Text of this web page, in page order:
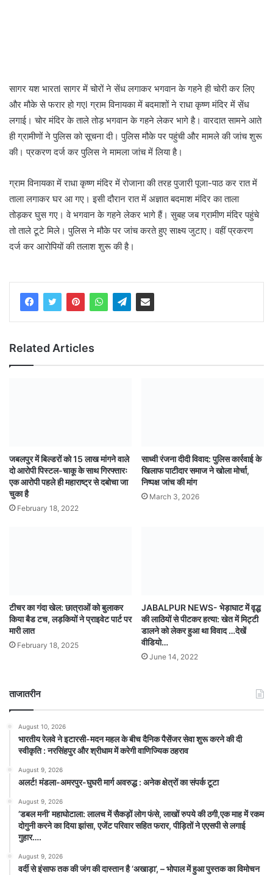
सागर यश भारतl सागर में चोरों ने सेंध लगाकर भगवान के गहने ही चोरी कर लिए
और मौके से फरार हो गएl ग्राम विनायका में बदमाशों ने राधा कृष्ण मंदिर में सेंध
लगाई। चोर मंदिर के ताले तोड़ भगवान के गहने लेकर भागे है। वारदात सामने आते
ही ग्रामीणों ने पुलिस को सूचना दी। पुलिस मौके पर पहुंची और मामले की जांच शुरू
की। प्रकरण दर्ज कर पुलिस ने मामला जांच में लिया है।
ग्राम विनायका में राधा कृष्ण मंदिर में रोजाना की तरह पुजारी पूजा-पाठ कर रात में
ताला लगाकर घर आ गए। इसी दौरान रात में अज्ञात बदमाश मंदिर का ताला
तोड़कर घुस गए। वे भगवान के गहने लेकर भागे हैं। सुबह जब ग्रामीण मंदिर पहुंचे
तो ताले टूटे मिले। पुलिस ने मौके पर जांच करते हुए साक्ष्य जुटाए। वहीं प्रकरण
दर्ज कर आरोपियों की तलाश शुरू की है।
Related Articles
जबलपुर में बिल्डरों को 15 लाख मांगने वाले
दो आरोपी पिस्टल-चाकू के साथ गिरफ्तारः
एक आरोपी पहले ही महाराष्ट्र से दबोचा जा
चुका है
February 18, 2022
साध्वी रंजना दीदी विवाद: पुलिस कार्रवाई के
खिलाफ पाटीदार समाज ने खोला मोर्चा,
निष्पक्ष जांच की मांग
March 3, 2026
टीचर का गंदा खेल: छात्राओं को बुलाकर
किया बैड टच, लड़कियों ने प्राइवेट पार्ट पर
मारी लात
February 18, 2025
JABALPUR NEWS- भेड़ाघाट में वृद्ध
की लाठियों से पीटकर हत्या: खेत में मिट्टी
डालने को लेकर हुआ था विवाद …देखें
वीडियो…
June 14, 2022
ताजातरीन
August 10, 2026
भारतीय रेलवे ने इटारसी-मदन महल के बीच दैनिक पैसेंजर सेवा शुरू करने की दी
स्वीकृति : नरसिंहपुर और श्रीधाम में करेगी वाणिज्यिक ठहराव
August 9, 2026
अलर्ट! मंडला-अमरपुर-घुघरी मार्ग अवरुद्ध : अनेक क्षेत्रों का संपर्क टूटा
August 9, 2026
​’डबल मनी’ महाघोटाला: लालच में सैकड़ों लोग फंसे, लाखों रुपये की ठगी,एक माह में रकम
दोगुनी करने का दिया झांसा, एजेंट परिवार सहित फरार, पीड़ितों ने एएसपी से लगाई
गुहार….
August 9, 2026
वर्दी से इंसाफ तक की जंग की दास्तान है ‘अखाड़ा’, – भोपाल में हुआ पुस्तक का विमोचन